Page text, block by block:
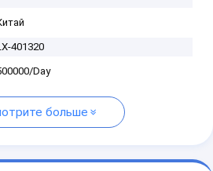
401320
Day
больше